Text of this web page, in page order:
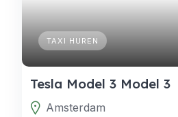
TAXI HUREN
Tesla Model 3 Model 3
Amsterdam